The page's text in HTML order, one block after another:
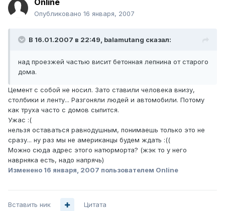
Online
Опубликовано 16 января, 2007
В 16.01.2007 в 22:49, balamutang сказал:
над проезжей частью висит бетонная лепнина от старого
дома.
Цемент с собой не носил. Зато ставили человека внизу,
столбики и ленту... Разгоняли людей и автомобили. Потому
как труха часто с домов сыпится.
Ужас :(
нельзя оставаться равнодушным, понимаешь только это не
сразу... ну раз мы не американцы будем ждать :((
Можно сюда адрес этого натюрморта? (жэк то у него
наврняка есть, надо напрячь)
Изменено 16 января, 2007 пользователем Online
Вставить ник Цитата